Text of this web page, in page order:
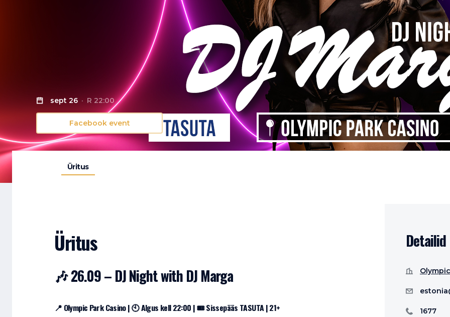
sept 26 R 22:00
Facebook event
Üritus
Üritus
🎶 26.09 – DJ Night with DJ Marga
📍 Olympic Park Casino | 🕙 Algus kell 22:00 | 🎟️ Sissepääs TASUTA | 21+
Detailid
1677